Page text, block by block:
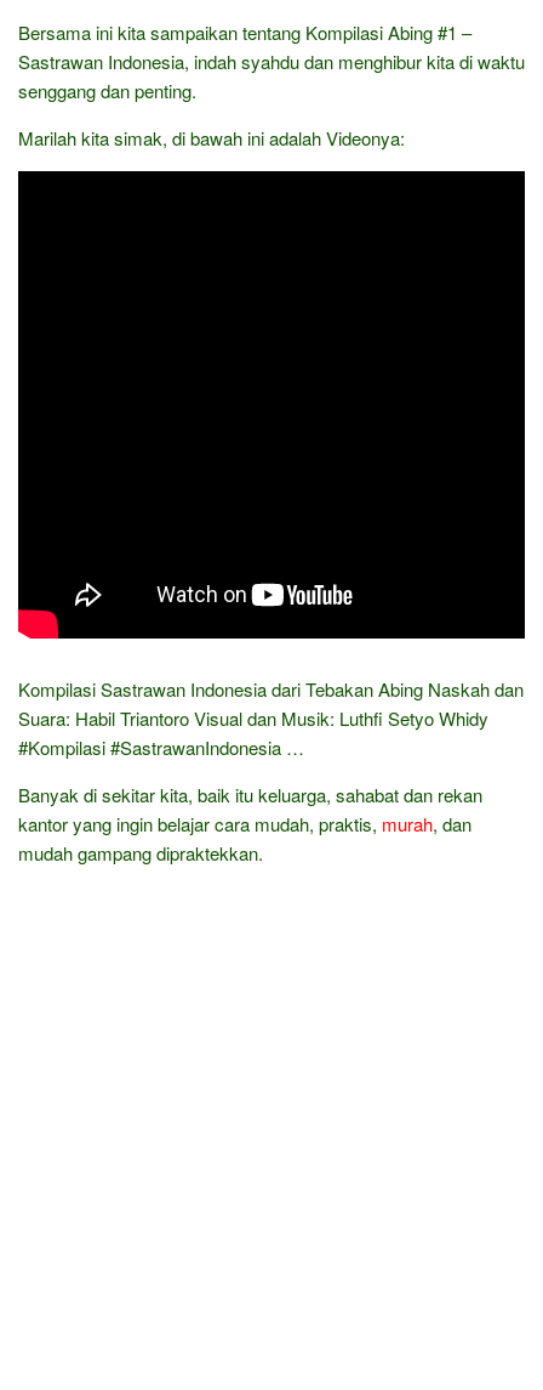
Bersama ini kita sampaikan tentang Kompilasi Abing #1 –
Sastrawan Indonesia, indah syahdu dan menghibur kita di waktu
senggang dan penting.
Marilah kita simak, di bawah ini adalah Videonya:
Kompilasi Sastrawan Indonesia dari Tebakan Abing Naskah dan
Suara: Habil Triantoro Visual dan Musik: Luthfi Setyo Whidy
#Kompilasi #SastrawanIndonesia …
Banyak di sekitar kita, baik itu keluarga, sahabat dan rekan
kantor yang ingin belajar cara mudah, praktis, murah, dan
mudah gampang dipraktekkan.